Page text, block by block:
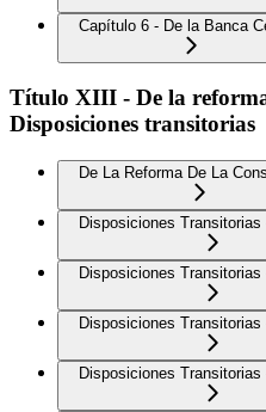
Capítulo 6 - De la Banca
Título XIII - De la
Disposiciones transitorias
De La Reforma De La
Disposiciones Transitorias
Disposiciones
Disposiciones
Disposiciones